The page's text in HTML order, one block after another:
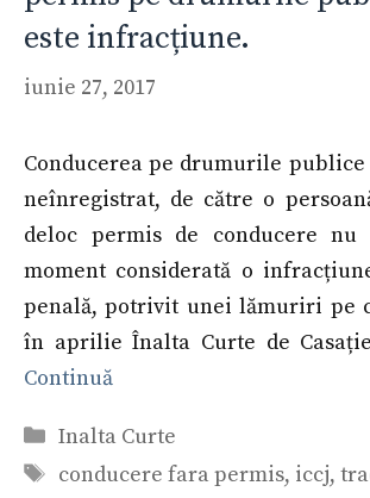
este infracțiune.
iunie 27, 2017
Conducerea pe drumurile
neînregistrat, de către o
deloc permis de conducere nu
moment considerată o
penală, potrivit unei lămuriri pe
în aprilie Înalta Curte de
Continuă
Categorii
Inalta Curte
Etichete
conducere fara permis, iccj,